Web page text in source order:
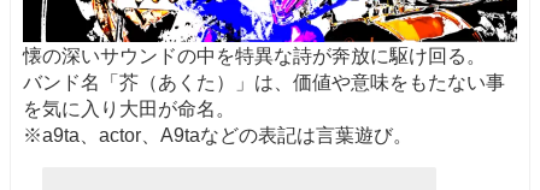
懐の深いサウンドの中を特異な詩が奔放に駆け回る。
バンド名「芥（あくた）」は、価値や意味をもたない事
を気に入り大田が命名。
※a9ta、actor、A9taなどの表記は言葉遊び。